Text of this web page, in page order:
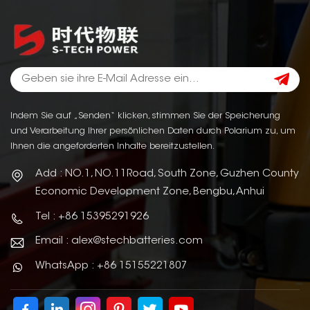
Indem Sie auf „Senden“ klicken, stimmen Sie der Speicherung
und Verarbeitung Ihrer persönlichen Daten durch Polarium zu, um
Ihnen die angeforderten Inhalte bereitzustellen.
Add : NO.1, NO.11Road, South Zone, Guzhen County
Economic Development Zone, Bengbu, Anhui
Tel : +86 15395291926
Email : alex@stechbatteries.com
WhatsApp : +86 15155221807